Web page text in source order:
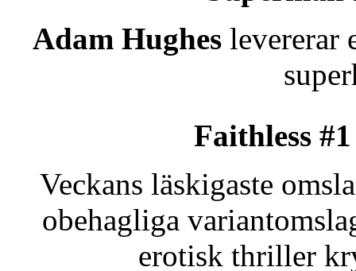
Adam Hughes levererar
Faithless #1
Veckans läskigaste
obehagliga
erotisk thriller